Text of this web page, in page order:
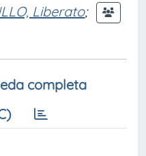
Liberato;
completa